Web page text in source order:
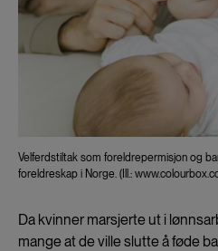
Velferdstiltak som foreldrepermisjon og
foreldreskap i Norge. (Ill.:
Da kvinner marsjerte ut i
mange at de ville slutte å føde